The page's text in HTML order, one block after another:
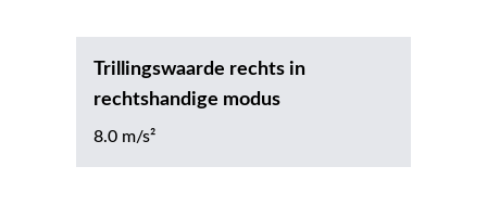
Trillingswaarde rechts in
rechtshandige modus
8.0 m/s²